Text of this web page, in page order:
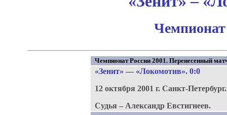
Чемпионат
Чемпионат России 2001. Перенесенный
«Зенит» — «Локомотив». 0:0
12 октября 2001 г. Санкт-
Судья – Александр Евстигнеев.